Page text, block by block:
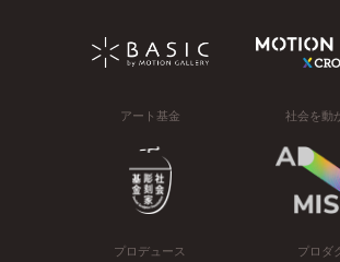
アート基金 社会を動
プロデュース プロダ